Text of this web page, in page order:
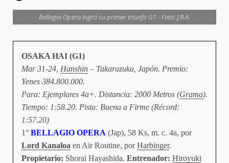
Bellagio Opera logró su primer triunfo G1 - Foto: J.R.A.
OSAKA HAI (G1)
Mar 31-24, Hanshin – Takarazuka, Japón. Premio:
Yenes 384.800.000.
Para: Ejemplares 4a+. Distancia: 2000 Metros (Grama).
Tiempo: 1:58.20. Pista: Buena a Firme (Récord:
1:57.20)
1° BELLAGIO OPERA (Jap), 58 Ks, m. c. 4a, por
Lord Kanaloa en Air Routine, porHarbinger.
Propietario: Shorai Hayashida. Entrenador: Hiroyuki